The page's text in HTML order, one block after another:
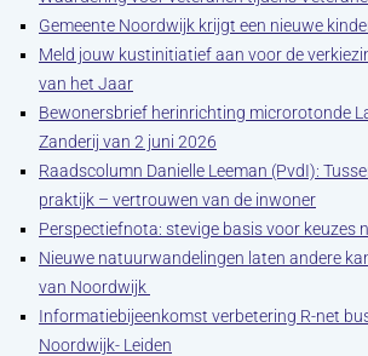
Gemeente Noordwijk krijgt een nieuwe
Meld jouw kustinitiatief aan voor de
van het Jaar
Bewonersbrief herinrichting microrotonde
Zanderij van 2 juni 2026
Raadscolumn Danielle Leeman (PvdI):
praktijk – vertrouwen van de inwoner
Perspectiefnota: stevige basis voor keuzes
Nieuwe natuurwandelingen laten andere
van Noordwijk
Informatiebijeenkomst verbetering R-net
Noordwijk- Leiden